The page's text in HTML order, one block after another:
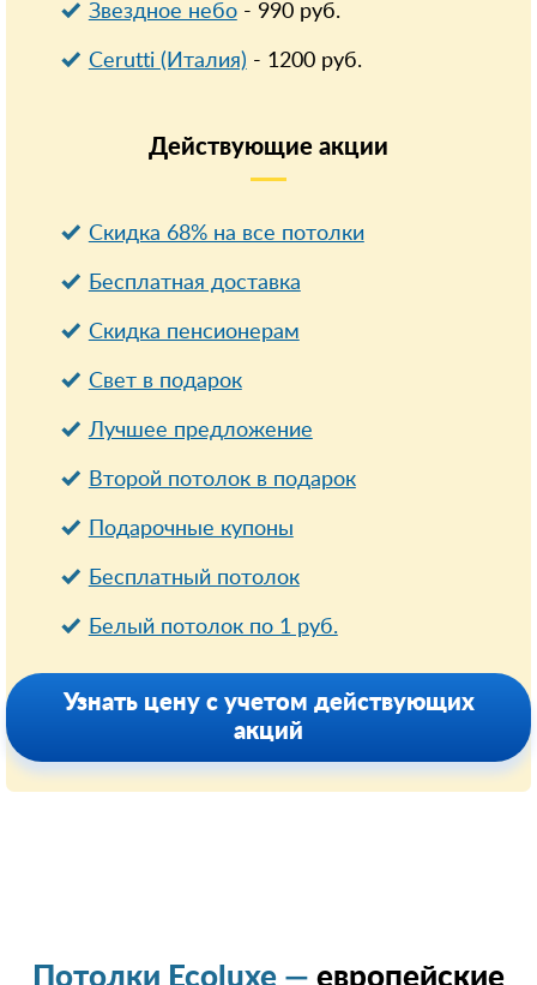
Звездное небо- 990руб.
Cerutti (Италия) - 1200руб.
Действующие акции
Скидка 68% на все потолки
Бесплатная доставка
Cкидка пенсионерам
Свет в подарок
Лучшее предложение
Второй потолок в подарок
Подарочные купоны
Бесплатный потолок
Белый потолок по 1 руб.
Узнать цену с учетом действующих
акций
Потолки Ecoluxe — европейские